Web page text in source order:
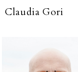
Claudia Gori